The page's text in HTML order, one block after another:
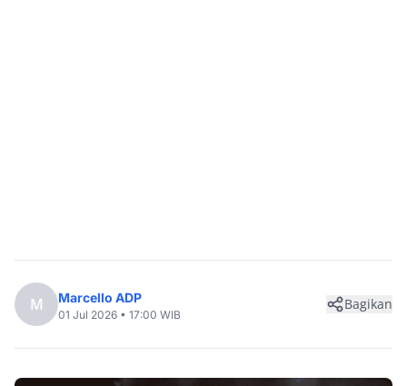
M Marcello ADP
01 Jul 2026 • 17:00 WIB
Bagikan